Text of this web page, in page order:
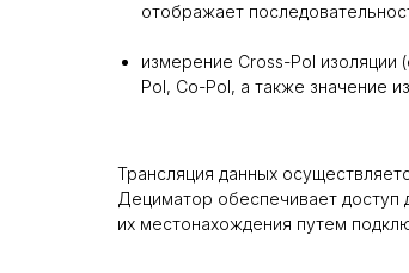
отображает
измерение Cross-Pol
Pol, Co-Pol, а также значение
Трансляция данных
Дециматор обеспечивает доступ
их местонахождения путем